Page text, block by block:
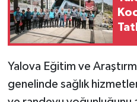
Yalova Eğitim ve
genelinde sağlık